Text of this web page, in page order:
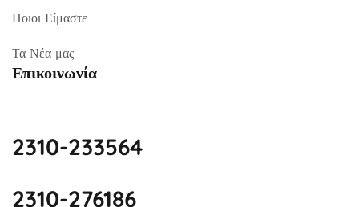
Ποιοι Είμαστε
Τα Νέα μας
Επικοινωνία
2310-233564
2310-276186